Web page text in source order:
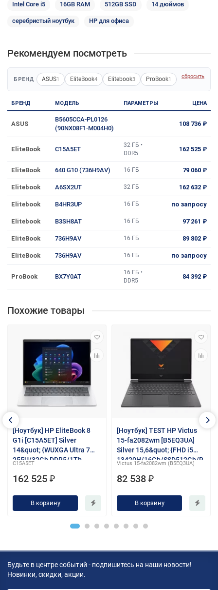
Intel Core i5 16GB RAM 512GB SSD 14 дюймов
серебристый ноутбук HP для офиса
Рекомендуем посмотреть
БРЕНД ASUS1 EliteBook4 Elitebook3 ProBook1 сбросить
БРЕНД МОДЕЛЬ ПАРАМЕТРЫ ЦЕНА
ASUS
B5605CCA-PL0126
(90NX08F1-M004H0)
108 736 ₽
EliteBook C15A5ET
32 ГБ •
DDR5
162 525 ₽
EliteBook 640 G10 (736H9AV) 16 ГБ 79 060 ₽
Elitebook A6SX2UT 32 ГБ 162 632 ₽
Elitebook B4HR3UP 16 ГБ по запросу
Elitebook B3SH8AT 16 ГБ 97 261 ₽
EliteBook 736H9AV 16 ГБ 89 802 ₽
EliteBook 736H9AV 16 ГБ по запросу
ProBook BX7Y0AT
16 ГБ •
DDR5
84 392 ₽
Похожие товары
[Ноутбук] HP EliteBook 8
G1i [C15A5ET] Silver
14&quot; {WUXGA Ultra 7
255U/32Gb DDR5/1Tb
C15A5ET
162 525 ₽
В корзину
[Ноутбук] TEST HP Victus
15-fa2082wm [B5EQ3UA]
Silver 15,6&quot; {FHD i5
13420H/16Gb/SSD512Gb/R
TX4050 6Gb/W11HML}
Victus 15-fa2082wm (B5EQ3UA)
82 538 ₽
В корзину
Будьте в центре событий - подпишитесь на наши новости!
Новинки, скидки, акции.